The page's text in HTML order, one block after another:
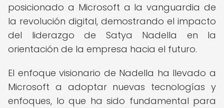
posicionado a Microsoft a la vanguardia de
la revolución digital, demostrando el impacto
del liderazgo de Satya Nadella en la
orientación de la empresa hacia el futuro.
El enfoque visionario de Nadella ha llevado a
Microsoft a adoptar nuevas tecnologías y
enfoques, lo que ha sido fundamental para